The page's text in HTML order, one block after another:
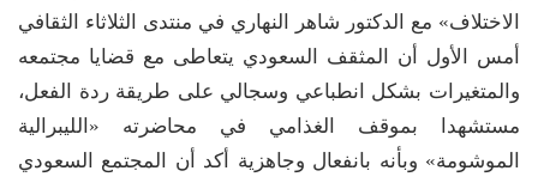
الاختلاف» مع الدكتور شاهر النهاري في منتدى الثلاثاء الثقافي
أمس الأول أن المثقف السعودي يتعاطى مع قضايا مجتمعه
والمتغيرات بشكل انطباعي وسجالي على طريقة ردة الفعل،
مستشهدا بموقف الغذامي في محاضرته «الليبرالية
الموشومة» وبأنه بانفعال وجاهزية أكد أن المجتمع السعودي